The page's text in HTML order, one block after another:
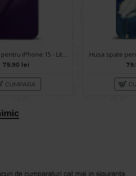
Husa spate pentru iPhone 15 - Lito Case Mov
79.90 lei
CUMPARA